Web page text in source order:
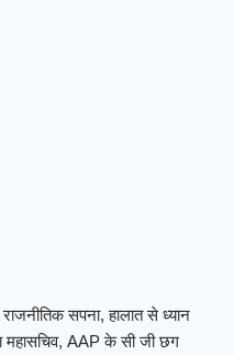
सपना, हालात से ध्यान
महासचिव, AAP के सी जी छग